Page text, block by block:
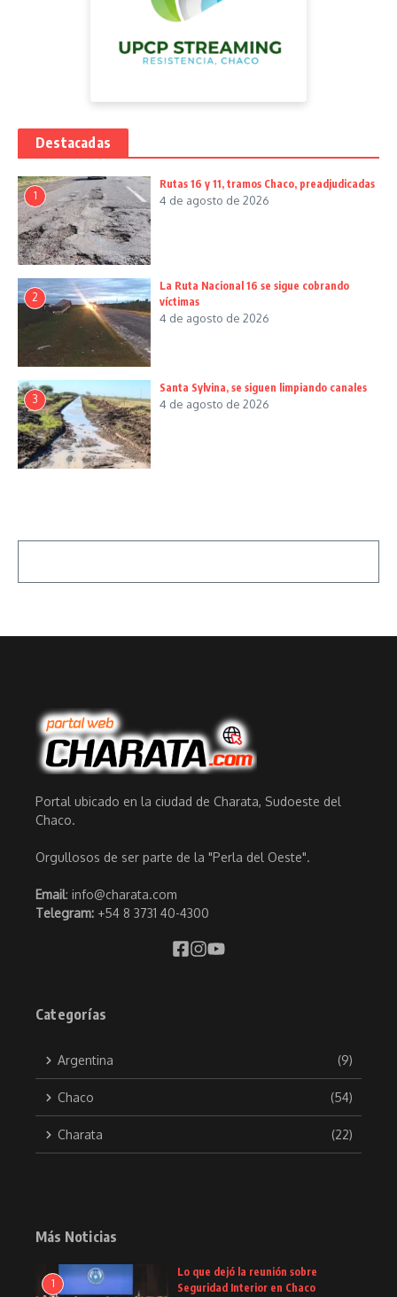
Destacadas
1
Rutas 16 y 11, tramos Chaco, preadjudicadas
4 de agosto de 2026
2
La Ruta Nacional 16 se sigue cobrando
víctimas
4 de agosto de 2026
3
Santa Sylvina, se siguen limpiando canales
4 de agosto de 2026
Portal ubicado en la ciudad de Charata, Sudoeste del
Chaco.
Orgullosos de ser parte de la "Perla del Oeste".
Email: info@charata.com
Telegram: +54 8 3731 40-4300
Categorías
Argentina (9)
Chaco (54)
Charata (22)
Más Noticias
1
Lo que dejó la reunión sobre
Seguridad Interior en Chaco